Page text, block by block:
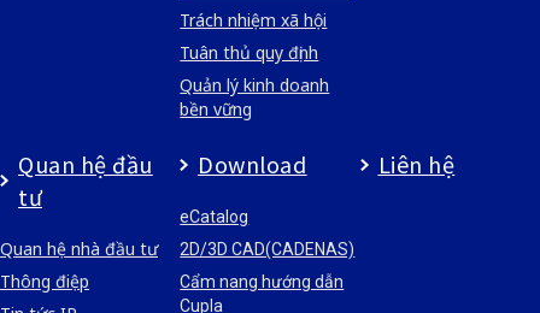
Trách nhiệm xã hội
Tuân thủ quy định
Quản lý kinh doanh
bền vững
Quan hệ đầu
tư
Quan hệ nhà đầu tư
Thông điệp
Download
eCatalog
2D/3D CAD(CADENAS)
Cẩm nang hướng dẫn
Cupla
Liên hệ